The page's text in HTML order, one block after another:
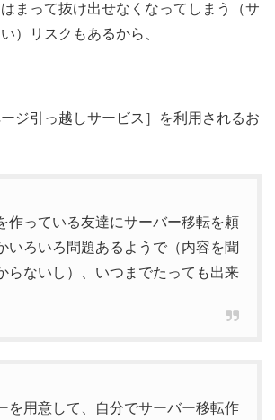
まって抜け出せなくなってしまう（サ
）リスクもあるから、
ジ引っ越しサービス］を利用されるお
作っている友達にサーバー移転を頼
いろいろ問題あるようで（内容を聞
らないし）、いつまでたっても出来
を用意して、自分でサーバー移転作